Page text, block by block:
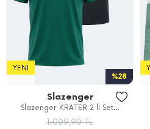
%28
YENI
Slazenger
Slazenger KRATER 2 li Set...
1.009,90 TL